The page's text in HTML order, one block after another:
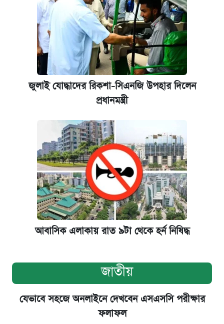
জুলাই যোদ্ধাদের রিকশা-সিএনজি উপহার দিলেন
প্রধানমন্ত্রী
আবাসিক এলাকায় রাত ৯টা থেকে হর্ন নিষিদ্ধ
জাতীয়
যেভাবে সহজে অনলাইনে দেখবেন এসএসসি পরীক্ষার
ফলাফল